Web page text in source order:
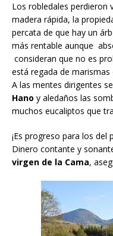
Los robledales perdieron
madera rápida, la
percata de que hay un
más rentable aunque
consideran que no es
está regada de
A las mentes dirigentes
Hano y aledaños las
muchos eucaliptos que
¡Es progreso para los
Dinero contante y
virgen de la Cama,